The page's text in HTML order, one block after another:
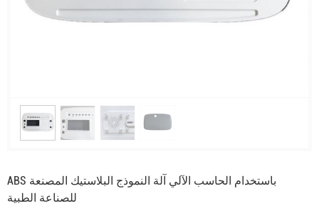
ABS باستخدام الحاسب الآلي آلة النموذج البلاستيك المصنعة
للصناعة الطبية